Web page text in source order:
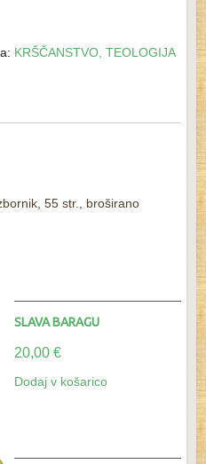
KRŠČANSTVO, TEOLOGIJA
55 str., broširano
SLAVA BARAGU
20,00 €
Dodaj v košarico